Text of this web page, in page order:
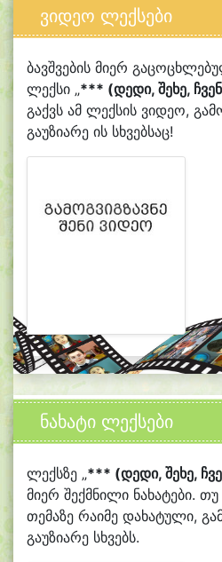
ვიდეო ლექსები
ბავშვების მიერ
ლექსი „*** (დედი, შეხე,
გაქვს ამ ლექსის ვიდეო,
გაუზიარე ის სხვებსაც!
ნახატი ლექსები
ლექსზე „*** (დედი, შეხე,
მიერ შექმნილი ნახატები.
თემაზე რაიმე დახატული,
გაუზიარე სხვებს.